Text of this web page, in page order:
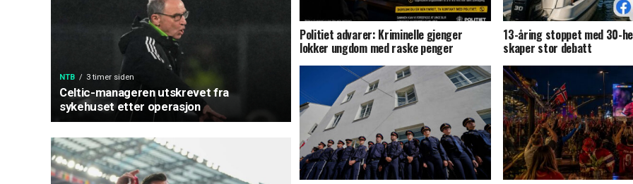
NTB 3 timer siden
Celtic-manageren utskrevet fra
sykehuset etter operasjon
Politiet advarer: Kriminelle gjenger
lokker ungdom med raske penger
13-åring stoppet med 30-
skaper stor debatt